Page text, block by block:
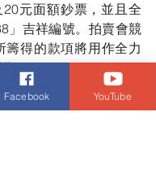
元面額鈔票，並且全
」吉祥編號。拍賣會競
籌得的款項將用作全力
。
鼓勵公眾進行恒常乳健
Facebook YouTube